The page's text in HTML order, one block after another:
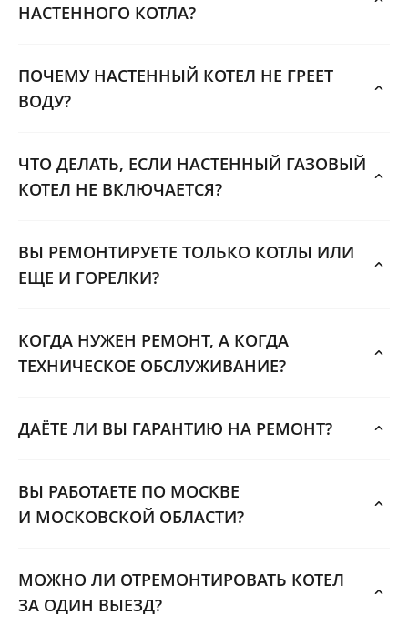
НАСТЕННОГО КОТЛА?
ПОЧЕМУ НАСТЕННЫЙ КОТЕЛ НЕ ГРЕЕТ
ВОДУ?
ЧТО ДЕЛАТЬ, ЕСЛИ НАСТЕННЫЙ ГАЗОВЫЙ
КОТЕЛ НЕ ВКЛЮЧАЕТСЯ?
ВЫ РЕМОНТИРУЕТЕ ТОЛЬКО КОТЛЫ ИЛИ
ЕЩЕ И ГОРЕЛКИ?
КОГДА НУЖЕН РЕМОНТ, А КОГДА
ТЕХНИЧЕСКОЕ ОБСЛУЖИВАНИЕ?
ДАЁТЕ ЛИ ВЫ ГАРАНТИЮ НА РЕМОНТ?
ВЫ РАБОТАЕТЕ ПО МОСКВЕ
И МОСКОВСКОЙ ОБЛАСТИ?
МОЖНО ЛИ ОТРЕМОНТИРОВАТЬ КОТЕЛ
ЗА ОДИН ВЫЕЗД?